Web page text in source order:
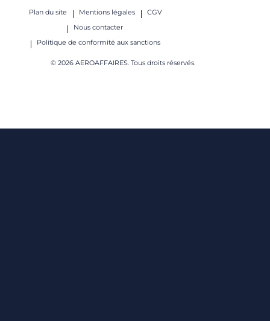
Plan du site Mentions légales
CGV
Nous contacter
Politique de conformité aux sanctions
© 2026 AEROAFFAIRES. Tous droits réservés.